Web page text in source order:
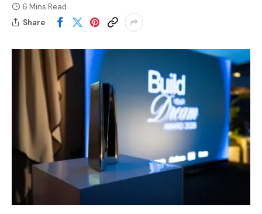
6 Mins Read
Share